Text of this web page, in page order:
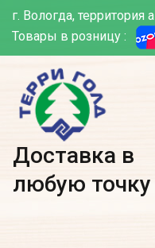
г. Вологда,
Товары в розницу :
Доставка в
любую